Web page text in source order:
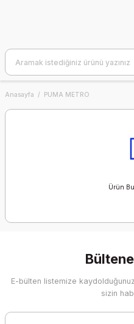
Anasayfa PUMA METRO
Ürün
E-bülten listemize
sizin